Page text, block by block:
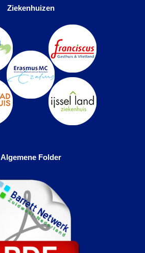
Ziekenhuizen
Algemene Folder